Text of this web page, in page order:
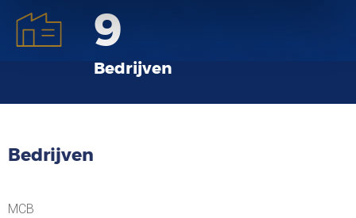
9
Bedrijven
Bedrijven
MCB